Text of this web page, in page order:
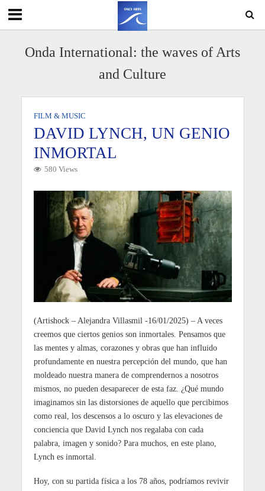
Onda International: the waves of Arts
and Culture
FILM & MUSIC
DAVID LYNCH, UN GENIO
INMORTAL
580 Views
(Artishock – Alejandra Villasmil -16/01/2025) – A veces
creemos que ciertos genios son inmortales. Pensamos que
las mentes y almas, corazones y obras que han influido
profundamente en nuestra percepción del mundo, que han
moldeado nuestra manera de comprendernos a nosotros
mismos, no pueden desaparecer de esta faz. ¿Qué mundo
imaginamos sin las distorsiones de aquello que percibimos
como real, los descensos a lo oscuro y las elevaciones de
conciencia que David Lynch nos regalaba con cada
palabra, imagen y sonido? Para muchos, en este plano,
Lynch es inmortal.
Hoy, con su partida física a los 78 años, podríamos revivir